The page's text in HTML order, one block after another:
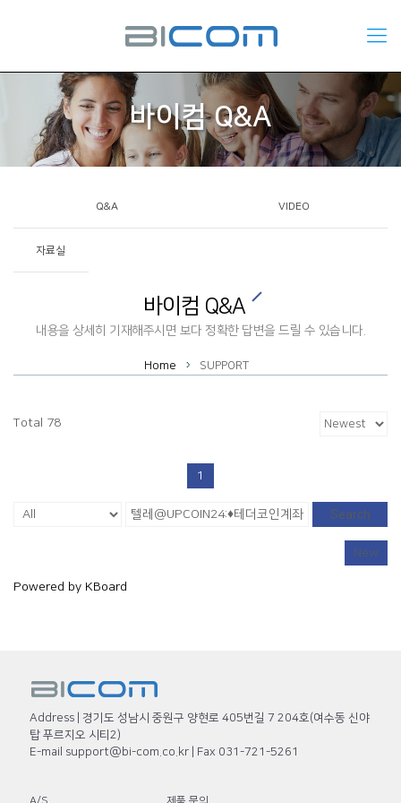
바이컴 Q&A
Q&A VIDEO
자료실
바이컴 Q&A
내용을 상세히 기재해주시면 보다 정확한 답변을 드릴 수 있습니다.
Home SUPPORT
Total 78
1
Search
New
Powered by KBoard
Address | 경기도 성남시 중원구 양현로 405번길 7 204호(여수동 신야
탑 푸르지오 시티2)
E-mail support@bi-com.co.kr | Fax 031-721-5261